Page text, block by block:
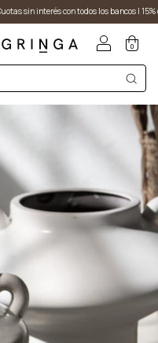
con todos los bancos I 15%
0